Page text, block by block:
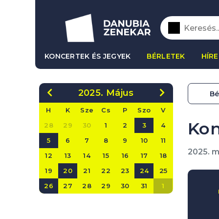
KONCERTEK ÉS JEGYEK BÉRLETEK
2025. Május
H K Sze Cs P Szo
V
28
29 30 1 2 3
4
5
6 7 8 9 10
11
12
13 14 15 16 17
18
19
20 21 22 23 24
25
26
27 28 29 30 31 1
2025.